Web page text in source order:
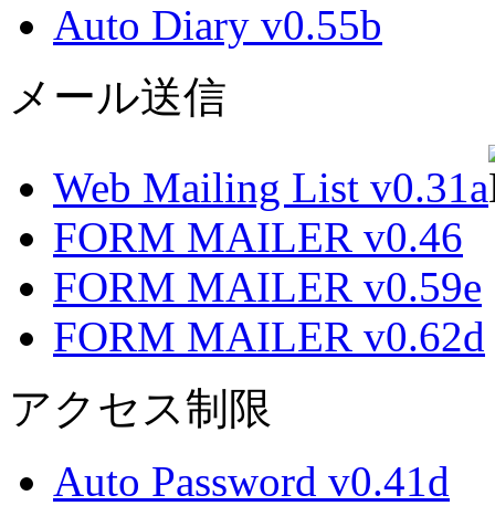
Auto Diary v0.55b
メール送信
Web Mailing List v0.31a
FORM MAILER v0.46
FORM MAILER v0.59e
FORM MAILER v0.62d
アクセス制限
Auto Password v0.41d